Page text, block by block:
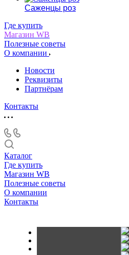
Саженцы роз
Где купить
Магазин WB
Полезные советы
О компании
Новости
Реквизиты
Партнёрам
Контакты
Каталог
Где купить
Магазин WB
Полезные советы
О компании
Контакты